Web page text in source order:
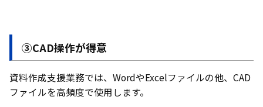
③CAD操作が得意
資料作成支援業務では、WordやExcelファイルの他、CAD
ファイルを高頻度で使用します。